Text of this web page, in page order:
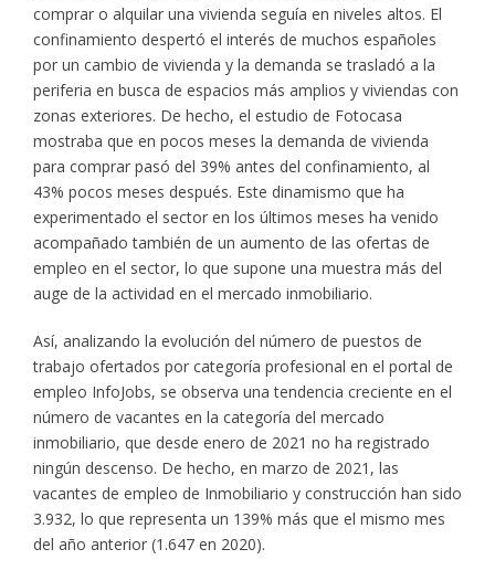
comprar o alquilar una vivienda seguía en niveles altos. El
confinamiento despertó el interés de muchos españoles
por un cambio de vivienda y la demanda se trasladó a la
periferia en busca de espacios más amplios y viviendas con
zonas exteriores. De hecho, el estudio de Fotocasa
mostraba que en pocos meses la demanda de vivienda
para comprar pasó del 39% antes del confinamiento, al
43% pocos meses después. Este dinamismo que ha
experimentado el sector en los últimos meses ha venido
acompañado también de un aumento de las ofertas de
empleo en el sector, lo que supone una muestra más del
auge de la actividad en el mercado inmobiliario.
Así, analizando la evolución del número de puestos de
trabajo ofertados por categoría profesional en el portal de
empleo InfoJobs, se observa una tendencia creciente en el
número de vacantes en la categoría del mercado
inmobiliario, que desde enero de 2021 no ha registrado
ningún descenso. De hecho, en marzo de 2021, las
vacantes de empleo de Inmobiliario y construcción han sido
3.932, lo que representa un 139% más que el mismo mes
del año anterior (1.647 en 2020).